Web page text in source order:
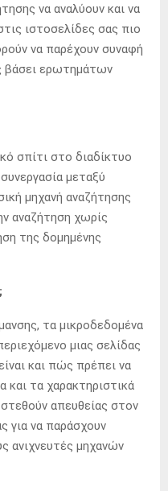
να αναλύουν και να
ιστοσελίδες σας πιο
να παρέχουν συναφή
βάσει ερωτημάτων
σπίτι στο διαδίκτυο
μεταξύ
μηχανή αναζήτησης
αναζήτηση χωρίς
της δομημένης
τα μικροδεδομένα
μιας σελίδας
και πώς πρέπει να
και τα χαρακτηριστικά
απευθείας στον
για να παράσχουν
ανιχνευτές μηχανών